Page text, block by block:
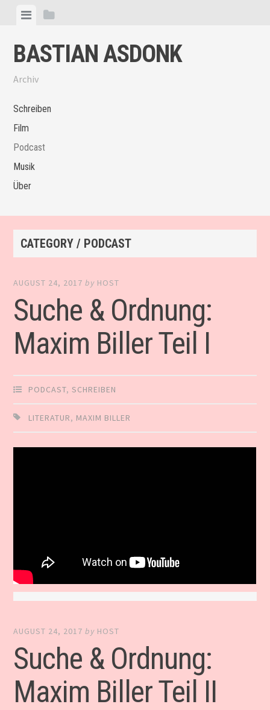
content
ViewView
BASTIAN ASDONK
Archiv
Schreiben
Film
Podcast
Musik
Über
CATEGORY / PODCAST
AUGUST 24, 2017 by HOST
Suche & Ordnung:
Maxim Biller Teil I
PODCAST,SCHREIBEN
LITERATUR, MAXIM BILLER
AUGUST 24, 2017 by HOST
Suche & Ordnung:
Maxim Biller Teil II